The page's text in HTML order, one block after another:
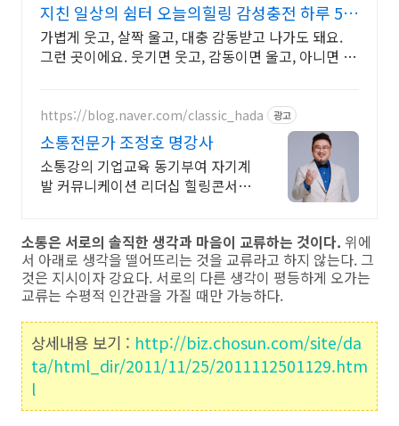
지친 일상의 쉼터 오늘의힐링 감성충전 하루 5분
힐링타임
가볍게 웃고, 살짝 울고, 대충 감동받고 나가도 돼요.
그런 곳이에요. 웃기면 웃고, 감동이면 울고, 아니면 그
https://blog.naver.com/classic_hada 광고
소통전문가 조정호 명강사
소통강의 기업교육 동기부여 자기계
발 커뮤니케이션 리더십 힐링콘서트
소통은 서로의 솔직한 생각과 마음이 교류하는 것이다. 위에
서 아래로 생각을 떨어뜨리는 것을 교류라고 하지 않는다. 그
것은 지시이자 강요다. 서로의 다른 생각이 평등하게 오가는
교류는 수평적 인간관을 가질 때만 가능하다.
상세내용 보기 : http://biz.chosun.com/site/da
ta/html_dir/2011/11/25/2011112501129.htm
l